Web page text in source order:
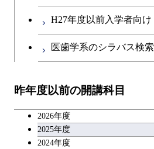
第二外国語科目
キャリア科目
H27年度以前入学者向け
医歯学系のシラバス検索
昨年度以前の開講科目
2026年度
2025年度
2024年度